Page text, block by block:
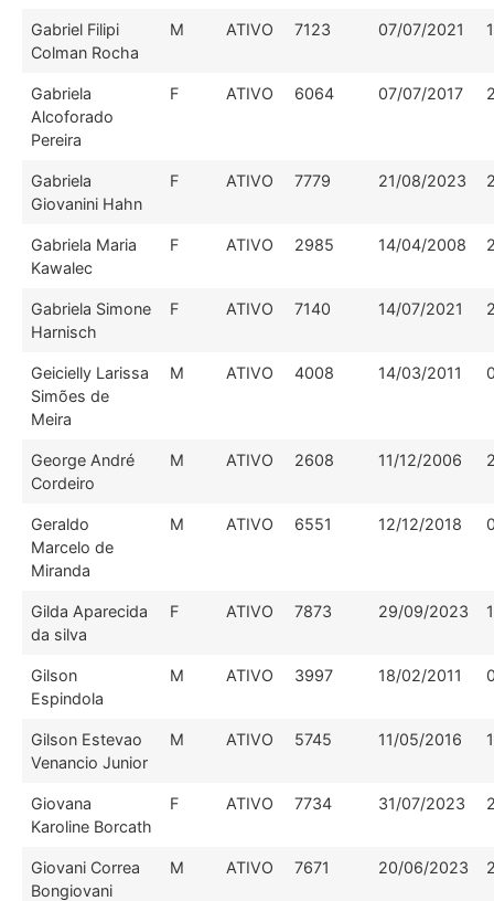
Gabriel Filipi
Colman Rocha
M ATIVO 7123 07/07/2021
Gabriela
Alcoforado
Pereira
F ATIVO 6064 07/07/2017
Gabriela
Giovanini Hahn
F ATIVO 7779 21/08/2023
Gabriela Maria
Kawalec
F ATIVO 2985 14/04/2008
Gabriela Simone
Harnisch
F ATIVO 7140 14/07/2021
Geicielly Larissa
Simões de
Meira
M ATIVO 4008 14/03/2011
George André
Cordeiro
M ATIVO 2608 11/12/2006
Geraldo
Marcelo de
Miranda
M ATIVO 6551 12/12/2018
Gilda Aparecida
da silva
F ATIVO 7873 29/09/2023
Gilson
Espindola
M ATIVO 3997 18/02/2011
Gilson Estevao
Venancio Junior
M ATIVO 5745 11/05/2016
Giovana
Karoline Borcath
F ATIVO 7734 31/07/2023
Giovani Correa
Bongiovani
M ATIVO 7671 20/06/2023